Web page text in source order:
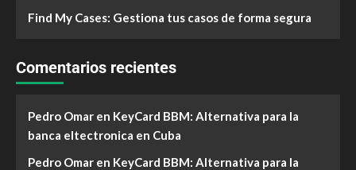
Find My Cases: Gestiona tus casos de forma segura
Comentarios recientes
Pedro Omar en KeyCard BBM: Alternativa para la
banca eltectronica en Cuba
Pedro Omar en KeyCard BBM: Alternativa para la